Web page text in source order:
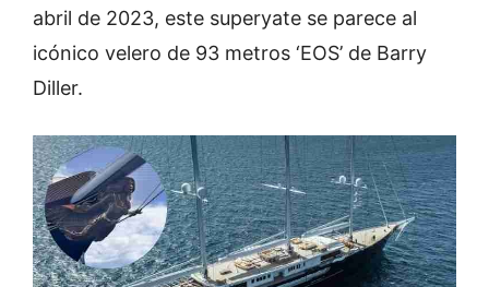
abril de 2023, este superyate se parece al
icónico velero de 93 metros ‘EOS’ de Barry
Diller.